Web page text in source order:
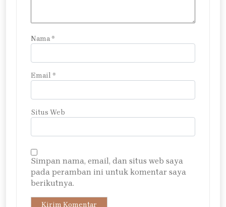
Nama*
Email *
Situs Web
Simpan nama, email, dan situs web saya
pada peramban ini untuk komentar saya
berikutnya.